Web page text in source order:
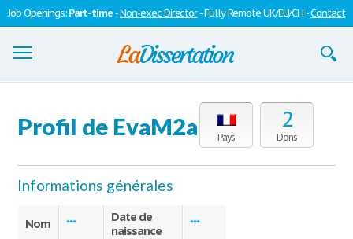
Job Openings:Part-time -Non-exec Director- Fully Remote UK/EU/CH -Contact
S'inscrire
Se connecter
Pays
2
Dons
Profil de EvaM2a
Informations générales
Nom ***
Date de
naissance
***